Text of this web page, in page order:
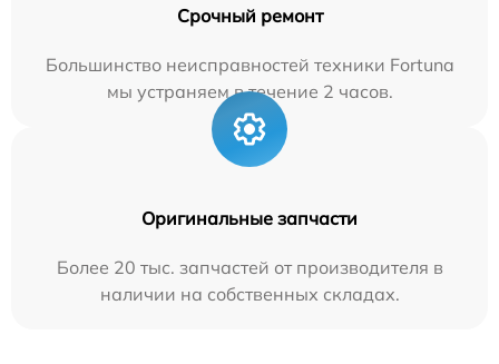
Срочный ремонт
Большинство неисправностей техники Fortuna
мы устраняем в течение 2 часов.
Оригинальные запчасти
Более 20 тыс. запчастей от производителя в
наличии на собственных складах.